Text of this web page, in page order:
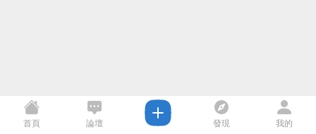
首頁 論壇 發現 我的